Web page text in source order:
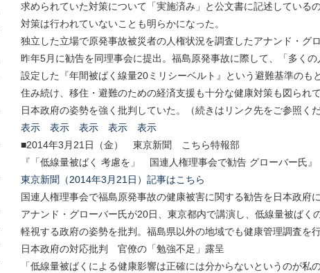
求められていた対策について「実施済み」と公文書に記述しているの
対策は行われていないことも明らかになった。
独立した立場で原発事故被災者の人権状況を調査したアナンド・グ
昨年5月に勧告を同理事会に提出。福島原発事故に際して、「多くの
設定した『年間被ばく線量20ミリシーベルト』という避難基準のも
住み続け、移住・避難のための経済支援も十分な健康対策も図られ
日本政府の姿勢を強く批判していた。（続きはリンク先をご参照くだ
表示
表示 表示 表示
表示
■2014年3月21日（金） 東京新聞 こちら特報部
『「低線量被ばく 考慮を」 国連人権理事会で勧告 グローバー氏』
東京新聞（2014年3月21日）記事はこちら
国連人権理事会で福島原発事故の健康被害に関する勧告を日本政府
アナンド・グローバー氏が20日、東京都内で講演し、低線量被ばく
軽視する政府の姿勢を批判。福島県以外の地域でも健康管理調査を
日本政府の対応批判 官僚の「勉強不足」露呈
「低線量被ばくによる健康影響は正確には分からないというのが私の